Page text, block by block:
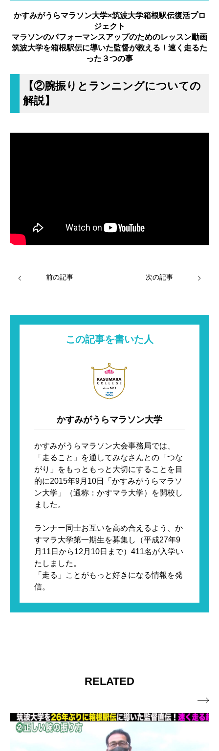
かすみがうらマラソン大学×筑波大学箱根駅伝復活プロ
ジェクト
マラソンのパフォーマンスアップのためのレッスン動画
筑波大学を箱根駅伝に導いた監督が教える！速く走るた
った３つの事
【②腕振りとランニングについての
解説】
前の記事 次の記事
この記事を書いた人
かすみがうらマラソン大学
かすみがうらマラソン大会事務局では、
「走ること」を通してみなさんとの「つな
がり」をもっともっと大切にすることを目
的に2015年9月10日「かすみがうらマラソ
ン大学」（通称：かすマラ大学）を開校し
ました。
ランナー同士お互いを高め合えるよう、か
すマラ大学第一期生を募集し（平成27年9
月11日から12月10日まで）411名が入学い
たしました。
「走る」ことがもっと好きになる情報を発
信。
RELATED
